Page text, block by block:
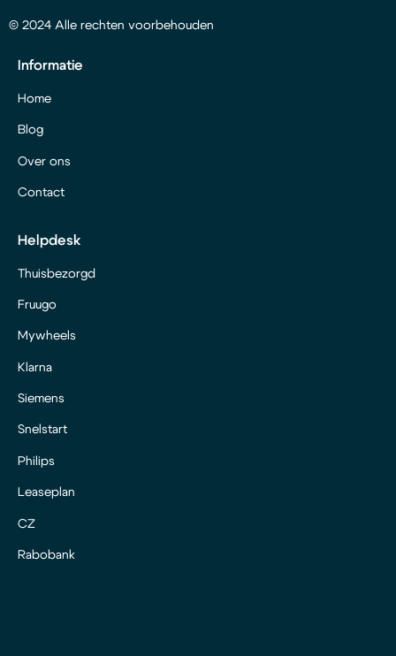
© 2024 Alle rechten voorbehouden
Informatie
Home
Blog
Over ons
Contact
Helpdesk
Thuisbezorgd
Fruugo
Mywheels
Klarna
Siemens
Snelstart
Philips
Leaseplan
CZ
Rabobank